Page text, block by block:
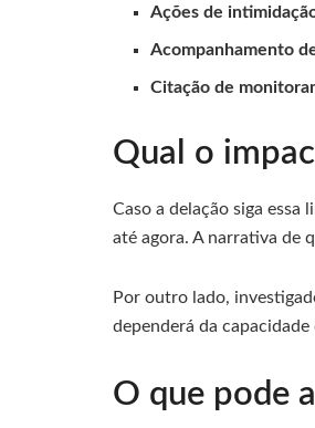
Ações de
Acompanhamento
Citação de
Qual o
Caso a delação siga
até agora. A narrativa de
Por outro lado,
dependerá da
O que pode